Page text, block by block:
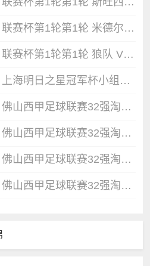
2026年08月08日 联赛杯第1轮第1轮 米德尔斯堡 VS 雷克瑟姆 全场录像
2026年08月08日 联赛杯第1轮第1轮 狼队 VS 维尔港 全场录像
2026年08月06日 上海明日之星冠军杯小组赛 上海U17 VS 河床U17 全场录像
2026年08月03日 佛山西甲足球联赛32强淘汰赛 大塘控股 VS 茂名市点都得 全场录像
2026年08月03日 佛山西甲足球联赛32强淘汰赛 广东客家青年 VS 广州英华思力U17 全场录像
2026年08月03日 佛山西甲足球联赛32强淘汰赛 广州求信 VS 顺德新青年 全场录像
2026年08月03日 佛山西甲足球联赛32强淘汰赛 广东凤铝 VS 湛江八部科技 全场录像